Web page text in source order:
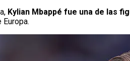
Kylian Mbappé fue una de las